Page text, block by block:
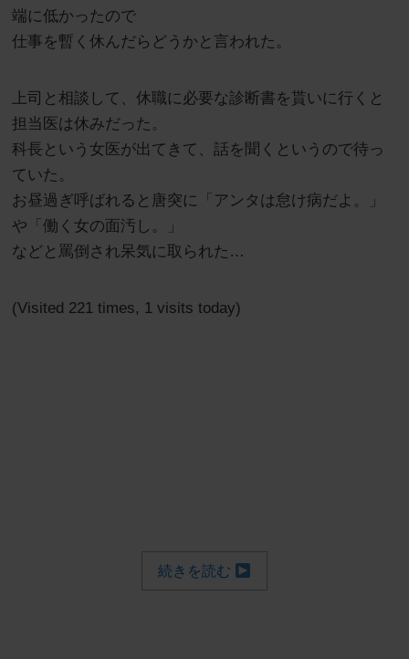
端に低かったので
仕事を暫く休んだらどうかと言われた。
上司と相談して、休職に必要な診断書を貰いに行くと
担当医は休みだった。
科長という女医が出てきて、話を聞くというので待っ
ていた。
お昼過ぎ呼ばれると唐突に「アンタは怠け病だよ。」
や「働く女の面汚し。」
などと罵倒され呆気に取られた…
(Visited 221 times, 1 visits today)
続きを読む